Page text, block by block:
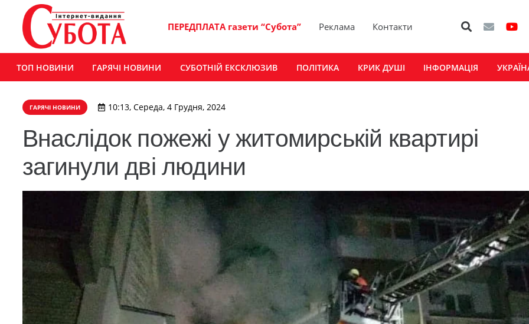
ПЕРЕДПЛАТА газети “Субота” Реклама Контакти
ТОП НОВИНИ ГАРЯЧІ НОВИНИ СУБОТНІЙ ЕКСКЛЮЗИВ ПОЛІТИКА КРИК ДУШІ ІНФОРМАЦІЯ
ГАРЯЧІ НОВИНИ 10:13, Середа, 4 Грудня, 2024
Внаслідок пожежі у житомирській квартирі
загинули дві людини